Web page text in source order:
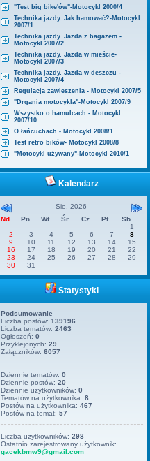
"Test big bike'ów"-Motocykl 2000/4
Technika jazdy. Jak hamować?-Motocykl
2007/1
Technika jazdy. Jazda z bagażem -
Motocykl 2007/2
Technika jazdy. Jazda w mieście-
Motocykl 2007/3
Technika jazdy. Jazda w deszczu -
Motocykl 2007/4
Regulacja zawieszenia - Motocykl 2007/5
"Drgania motocykla"-Motocykl 2007/9
Wszystko o hamulcach - Motocykl
2007/10
O łańcuchach - Motocykl 2008/1
Test retro bików- Motocykl 2008/8
"Motocykl używany"-Motocykl 2010/1
Kalendarz
Sie. 2026
Nd
Pn Wt Śr Cz Pt
Sb
1
2
3 4 5 6 7
8
9
10 11 12 13 14
15
16
17 18 19 20 21
22
23
24 25 26 27 28
29
30
31
Statystyki
Podsumowanie
Liczba postów:139196
Liczba tematów:2463
Ogłoszeń:0
Przyklejonych:29
Załączników:6057
Dziennie tematów:0
Dziennie postów:20
Dziennie użytkowników:0
Tematów na użytkownika:8
Postów na użytkownika:467
Postów na temat:57
Liczba użytkowników:298
Ostatnio zarejestrowany użytkownik:
gacekbmw9@gmail.com